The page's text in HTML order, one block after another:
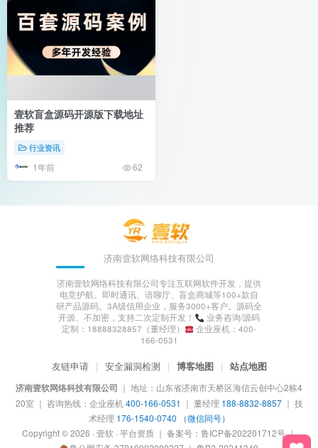
壹软盲盒源码开源版下载地址
推荐
行业资讯
1年前 62
济南壹软网络科技有限公司
济南壹软网络科技有限公司专注互联网软件开发，提供
电竞护航、即时通讯、语聊厅、盲盒商城等100+款自
研产品源码。3A级信用企业，服务3000+客户。源码全
开源、不加密，支持二次定制开发！
业务咨询/源码
定制：18888328857（董经理）
企业座机：400-
166-0531
友链申请 | 安全漏洞检测 | 博客地图 | 站点地图
济南壹软网络科技有限公司 ｜ 地址：山东省济南市天桥区海信云创中心2栋4
20室 ｜ 咨询热线：企业座机400-166-0531 ｜ 董经理 188-8832-8857｜ 技
术经理 176-1540-0740 （微信同号）
Copyright © 2026 · 壹软 · 平台资质 ｜ 备案号： 鲁ICP备202201712号｜